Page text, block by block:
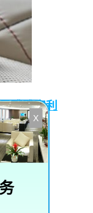
璞雅宾利
X